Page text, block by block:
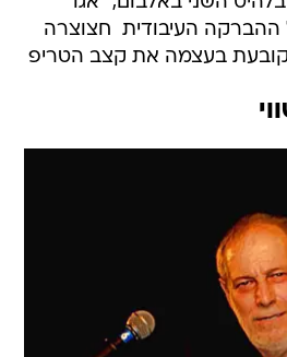
העיבודית  חצוצרה
וקובעת בעצמה את קצב הטריפ